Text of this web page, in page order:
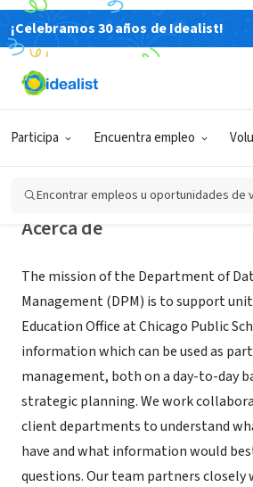
¡Celebramos 30 años de Idealist!
Participa Encuentra empleo
Encontrar empleos u oportunidades de
ORGANIZACIÓN SIN FIN DE LUCRO
Chicago Public
Department of Data
Management
Chicago, IL|cps.edu
Acerca de
The mission of the Department of
Management (DPM) is to support
Education Office at Chicago Public
information which can be used as
management, both on a day-to-day
strategic planning. We work
client departments to understand
have and what information would
questions. Our team partners